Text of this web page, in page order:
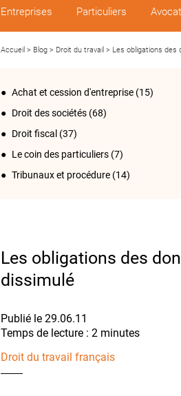
Entreprises Particuliers
Accueil > Blog > Droit du travail > Les obligations des
Achat et cession d'entreprise (15)
Droit des sociétés (68)
Droit fiscal (37)
Le coin des particuliers (7)
Tribunaux et procédure (14)
Les obligations des
dissimulé
Publié le 29.06.11
Droit du travail français